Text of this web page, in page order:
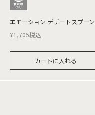
エモーション デザートスプーン
¥1,705税込
カートに入れる